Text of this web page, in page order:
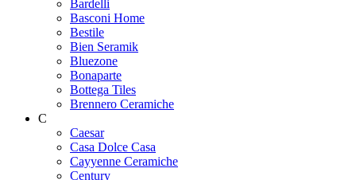
Bardelli
Basconi Home
Bestile
Bien Seramik
Bluezone
Bonaparte
Bottega Tiles
Brennero Ceramiche
C
Caesar
Casa Dolce Casa
Cayyenne Ceramiche
Century